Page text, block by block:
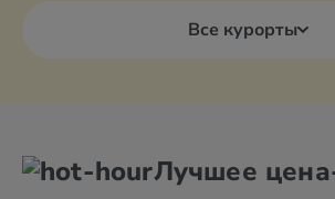
Все курорты
Лучшее